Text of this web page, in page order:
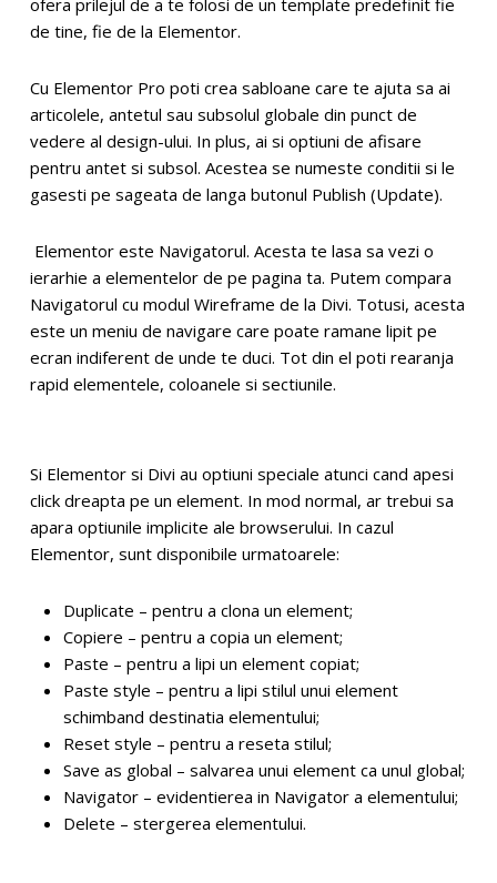
ofera prilejul de a te folosi de un template predefinit fie
de tine, fie de la Elementor.
Cu Elementor Pro poti crea sabloane care te ajuta sa ai
articolele, antetul sau subsolul globale din punct de
vedere al design-ului. In plus, ai si optiuni de afisare
pentru antet si subsol. Acestea se numeste conditii si le
gasesti pe sageata de langa butonul Publish (Update).
Elementor este Navigatorul. Acesta te lasa sa vezi o
ierarhie a elementelor de pe pagina ta. Putem compara
Navigatorul cu modul Wireframe de la Divi. Totusi, acesta
este un meniu de navigare care poate ramane lipit pe
ecran indiferent de unde te duci. Tot din el poti rearanja
rapid elementele, coloanele si sectiunile.
Si Elementor si Divi au optiuni speciale atunci cand apesi
click dreapta pe un element. In mod normal, ar trebui sa
apara optiunile implicite ale browserului. In cazul
Elementor, sunt disponibile urmatoarele:
Duplicate – pentru a clona un element;
Copiere – pentru a copia un element;
Paste – pentru a lipi un element copiat;
Paste style – pentru a lipi stilul unui element
schimband destinatia elementului;
Reset style – pentru a reseta stilul;
Save as global – salvarea unui element ca unul global;
Navigator – evidentierea in Navigator a elementului;
Delete – stergerea elementului.